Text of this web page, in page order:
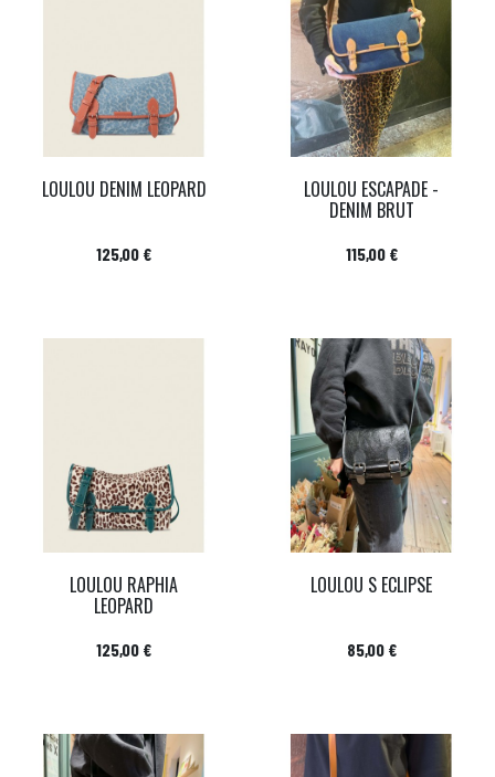
LOULOU DENIM LEOPARD
Prix
125,00 €
LOULOU ESCAPADE -
DENIM BRUT
Prix
115,00 €
LOULOU RAPHIA
LEOPARD
Prix
125,00 €
LOULOU S ECLIPSE
Prix
85,00 €